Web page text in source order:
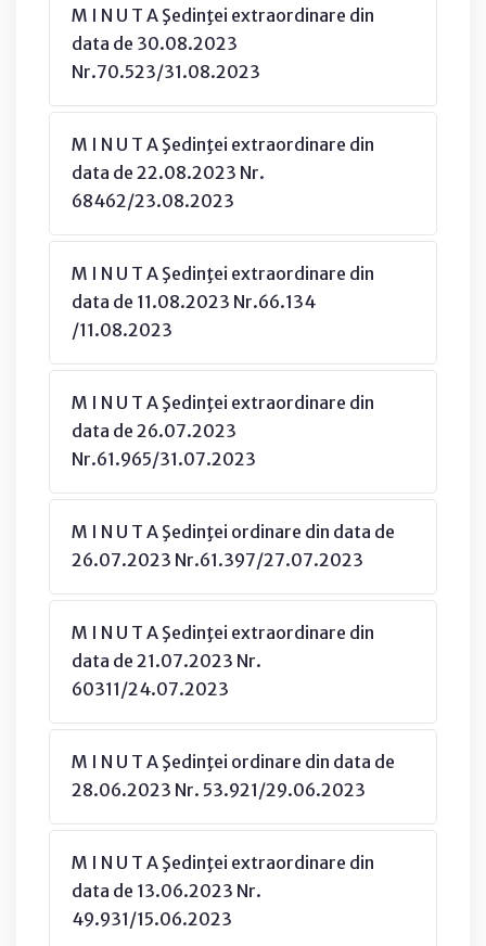
M I N U T A Şedinţei extraordinare din
data de 30.08.2023
Nr.70.523/31.08.2023
M I N U T A Şedinţei extraordinare din
data de 22.08.2023 Nr.
68462/23.08.2023
M I N U T A Şedinţei extraordinare din
data de 11.08.2023 Nr.66.134
/11.08.2023
M I N U T A Şedinţei extraordinare din
data de 26.07.2023
Nr.61.965/31.07.2023
M I N U T A Şedinţei ordinare din data de
26.07.2023 Nr.61.397/27.07.2023
M I N U T A Şedinţei extraordinare din
data de 21.07.2023 Nr.
60311/24.07.2023
M I N U T A Şedinţei ordinare din data de
28.06.2023 Nr. 53.921/29.06.2023
M I N U T A Şedinţei extraordinare din
data de 13.06.2023 Nr.
49.931/15.06.2023